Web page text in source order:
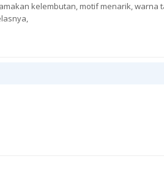
kelembutan, motif menarik,